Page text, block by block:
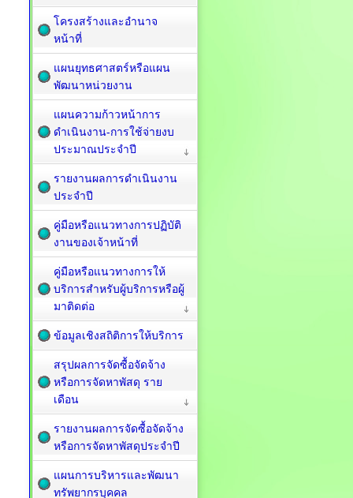
โครงสร้างและอำนาจ
หน้าที่
แผนยุทธศาสตร์หรือแผน
พัฒนาหน่วยงาน
แผนความก้าวหน้าการ
ดำเนินงาน-การใช้จ่ายงบ
ประมาณประจำปี
รายงานผลการดำเนินงาน
ประจำปี
คู่มือหรือแนวทางการปฏิบัติ
งานของเจ้าหน้าที่
คู่มือหรือแนวทางการให้
บริการสำหรับผู้บริการหรือผู้
มาติดต่อ
ข้อมูลเชิงสถิติการให้บริการ
สรุปผลการจัดซื้อจัดจ้าง
หรือการจัดหาพัสดุ ราย
เดือน
รายงานผลการจัดซื้อจัดจ้าง
หรือการจัดหาพัสดุประจำปี
แผนการบริหารและพัฒนา
ทรัพยากรบุคคล